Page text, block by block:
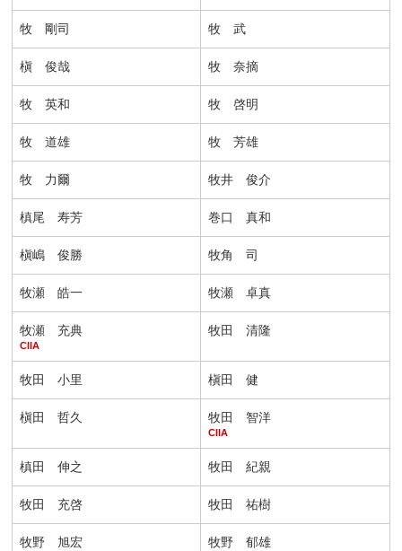
牧 剛司 牧 武
槇 俊哉 牧 奈摘
牧 英和 牧 啓明
牧 道雄 牧 芳雄
牧 力爾 牧井 俊介
槙尾 寿芳 巻口 真和
槇嶋 俊勝 牧角 司
牧瀬 皓一 牧瀬 卓真
牧瀬 充典
CIIA
牧田 清隆
牧田 小里 槇田 健
槇田 哲久 牧田 智洋
CIIA
槙田 伸之 牧田 紀親
牧田 充啓 牧田 祐樹
牧野 旭宏 牧野 郁雄